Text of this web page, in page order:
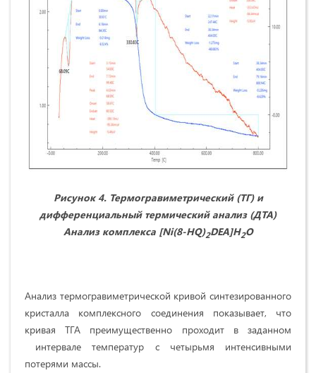
Рисунок4. Термогравиметрический (ТГ) и
дифференциальный термический анализ (ДТА)
Анализ комплекса [Ni(8-HQ)2DEA]H2O
Анализ термогравиметрической кривой синтезированного
кристалла комплексного соединения показывает, что
кривая ТГА преимущественно проходит в заданном
интервале температур с четырьмя интенсивными
потерями массы.